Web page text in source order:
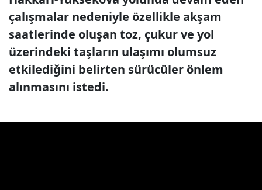
çalışmalar nedeniyle özellikle akşam
saatlerinde oluşan toz, çukur ve yol
üzerindeki taşların ulaşımı olumsuz
etkilediğini belirten sürücüler önlem
alınmasını istedi.